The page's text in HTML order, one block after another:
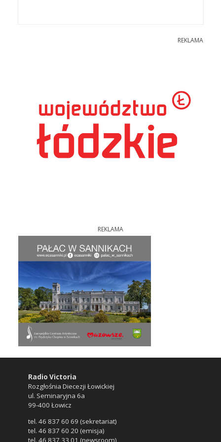
REKLAMA
REKLAMA
Radio Victoria
Rozgłośnia Diecezji Łowickiej
ul. Seminaryjna 6a
99-400 Łowicz
tel. 46 837 60 69 (sekretariat)
tel. 46 837 60 20 (emisja)
tel. 46 837 33 01 (newsroom)